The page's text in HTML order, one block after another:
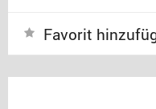
Favorit